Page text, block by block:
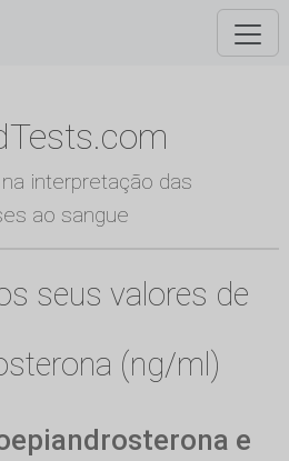
interpretação das
ao sangue
seus valores de
(ng/ml)
e